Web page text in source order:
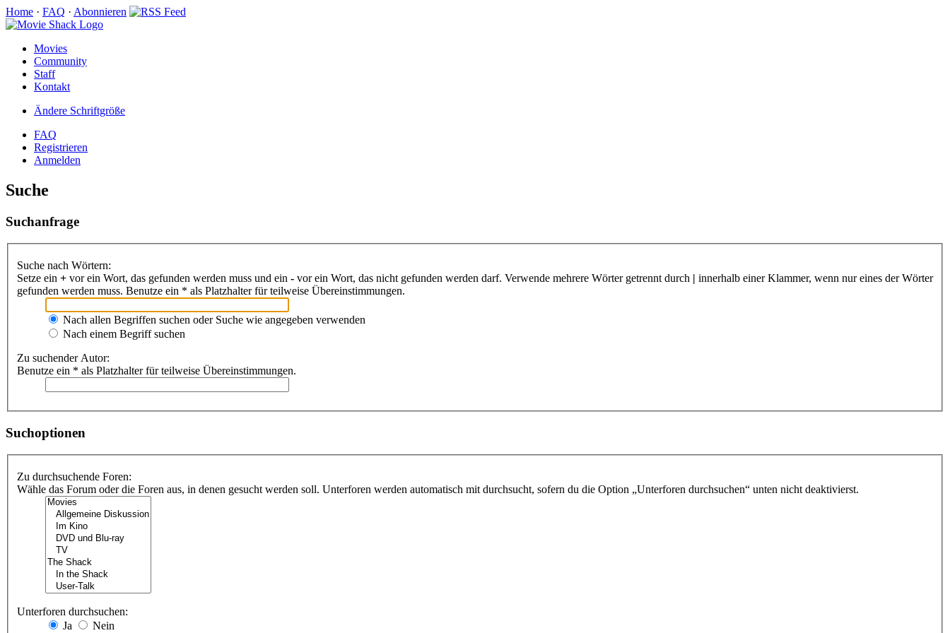
Home · FAQ · Abonnieren
Movies
Community
Staff
Kontakt
Ändere Schriftgröße
FAQ
Registrieren
Anmelden
Suche
Suchanfrage
Suche nach Wörtern:
Setze ein + vor ein Wort, das gefunden werden muss und ein - vor ein Wort, das nicht gefunden werden darf. Verwende mehrere Wörter getrennt durch | innerhalb einer Klammer, wenn nur eines der Wörter
gefunden werden muss. Benutze ein * als Platzhalter für teilweise Übereinstimmungen.
Nach allen Begriffen suchen oder Suche wie angegeben verwenden
Nach einem Begriff suchen
Zu suchender Autor:
Benutze ein * als Platzhalter für teilweise Übereinstimmungen.
Suchoptionen
Zu durchsuchende Foren:
Wähle das Forum oder die Foren aus, in denen gesucht werden soll. Unterforen werden automatisch mit durchsucht, sofern du die Option „Unterforen durchsuchen“ unten nicht deaktivierst.
Unterforen durchsuchen:
Ja
Nein